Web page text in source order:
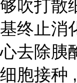
够吹打散
基终止消
心去除胰
细胞接种